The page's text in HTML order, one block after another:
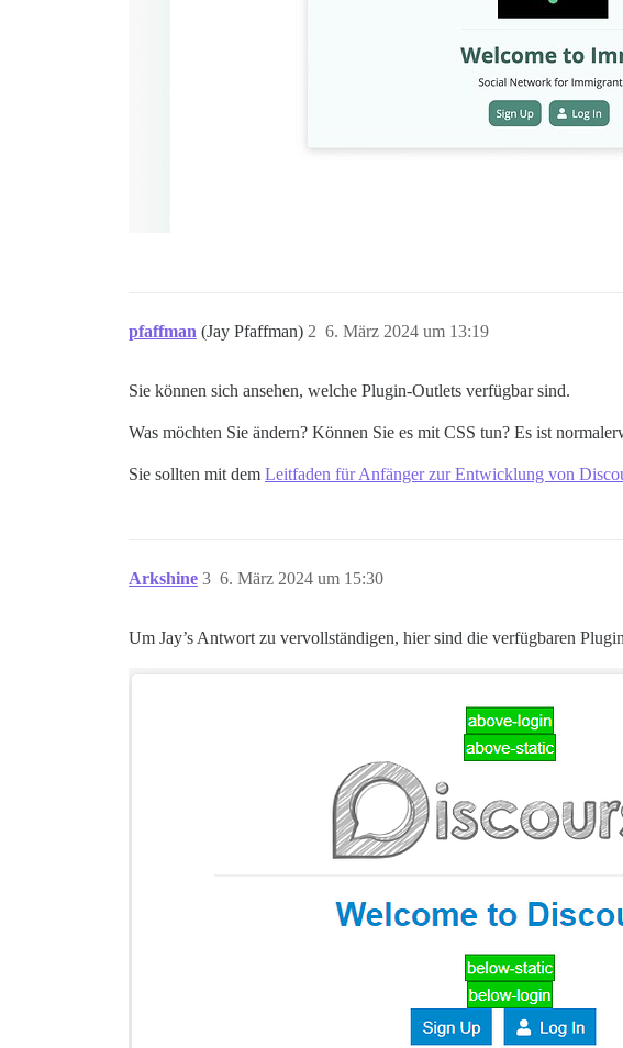
pfaffman (Jay Pfaffman) 6. März 2024 um 13:19
2
Sie können sich ansehen, welche Plugin-Outlets verfügbar sind.
Was möchten Sie ändern? Können Sie es mit CSS tun? Es ist
Sie sollten mit dem Leitfaden für Anfänger zur Entwicklung von
Arkshine 6. März 2024 um 15:30
3
Um Jay’s Antwort zu vervollständigen, hier sind die verfügbaren